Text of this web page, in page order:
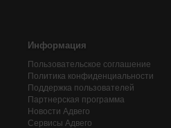
Информация
Пользовательское соглашение
Политика конфиденциальности
Поддержка пользователей
Партнерская программа
Новости Адвего
Сервисы Адвего